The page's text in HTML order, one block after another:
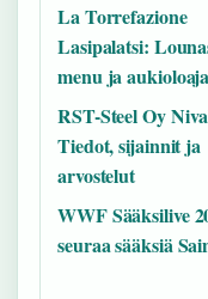
La Torrefazione
Lasipalatsi:
menu ja
RST-Steel Oy
Tiedot, sijainnit ja
arvostelut
WWF Sääksilive
seuraa sääksiä